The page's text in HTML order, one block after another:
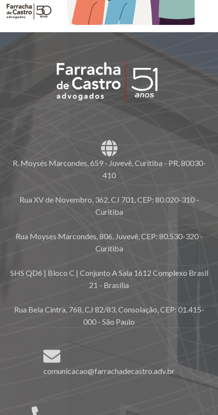
R. Moysés Marcondes, 659 - Juvevê, Curitiba - PR, 80030-
410
Rua XV de Novembro, 362, CJ 701, CEP: 80.020-310 -
Curitiba
Rua Moyses Marcondes, 806, Juvevê, CEP: 80.530-320 -
Curitiba
SHS QD6 | Bloco C | Conjunto A Sala 1612 Complexo Brasil
21 - Brasília
Rua Bela Cintra, 768, CJ 82/83, Consolação, CEP: 01.415-
000 - São Paulo
comunicacao@farrachadecastro.adv.br